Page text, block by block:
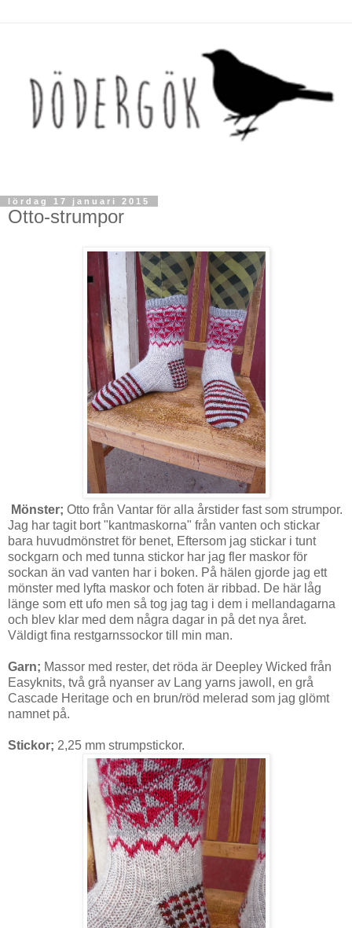
lördag 17 januari 2015
Otto-strumpor
Mönster; Otto från Vantar för alla årstider fast som strumpor.
Jag har tagit bort "kantmaskorna" från vanten och stickar
bara huvudmönstret för benet, Eftersom jag stickar i tunt
sockgarn och med tunna stickor har jag fler maskor för
sockan än vad vanten har i boken. På hälen gjorde jag ett
mönster med lyfta maskor och foten är ribbad. De här låg
länge som ett ufo men så tog jag tag i dem i mellandagarna
och blev klar med dem några dagar in på det nya året.
Väldigt fina restgarnssockor till min man.
Garn; Massor med rester, det röda är Deepley Wicked från
Easyknits, två grå nyanser av Lang yarns jawoll, en grå
Cascade Heritage och en brun/röd melerad som jag glömt
namnet på.
Stickor; 2,25 mm strumpstickor.